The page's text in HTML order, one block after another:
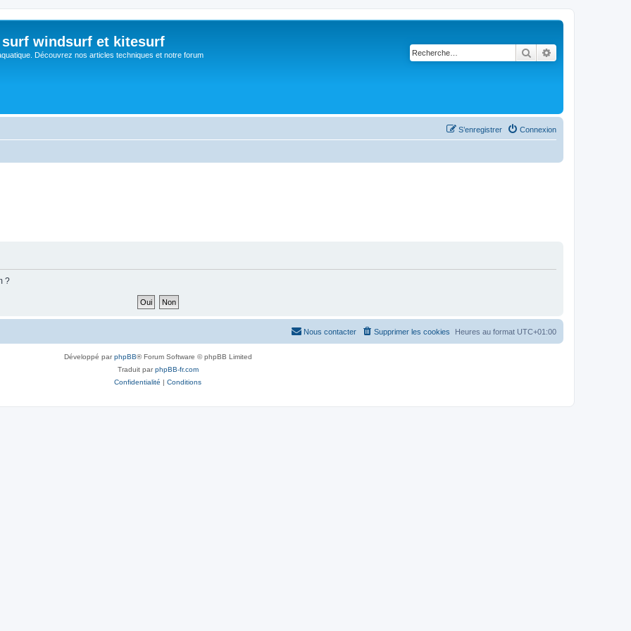
windsurf et kitesurf
Découvrez nos articles techniques et notre forum Rechercher
Connexion
S’enregistrer
?
Heures au format UTC+01:00
Supprimer les cookies
Nous contacter
Développé parphpBB® Forum Software © phpBB Limited
Traduit parphpBB-fr.com
Confidentialité | Conditions